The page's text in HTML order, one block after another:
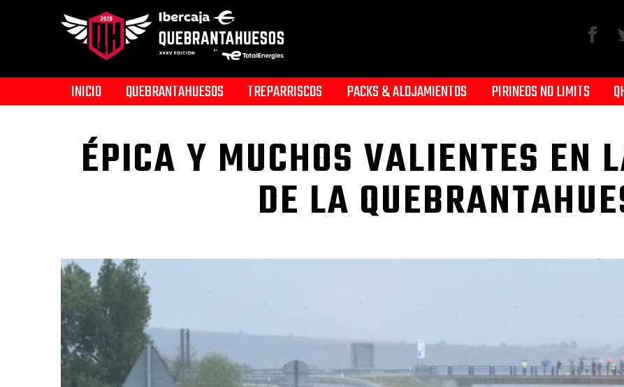
INICIO QUEBRANTAHUESOS TREPARRISCOS PACKS & ALOJAMIENTOS PIRINEOS NO LIMITS
ÉPICA Y MUCHOS VALIENTES EN
DE LA